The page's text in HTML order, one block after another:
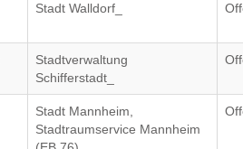
Stadt Walldorf_
Stadtverwaltung
Schifferstadt_
Stadt Mannheim,
Stadtraumservice Mannheim